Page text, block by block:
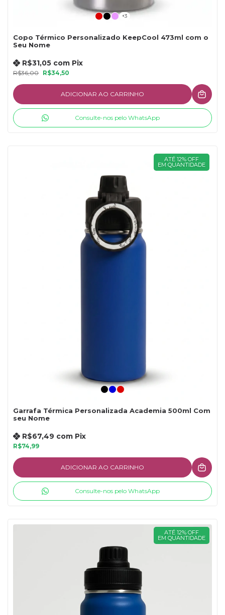
+3
Copo Térmico Personalizado KeepCool 473ml com o
Seu Nome
R$36,00 R$34,50
R$31,05 com Pix
ADICIONAR AO CARRINHO
Consulte-nos pelo WhatsApp
ATÉ 12% OFF
EM QUANTIDADE
Garrafa Térmica Personalizada Academia 500ml Com
seu Nome
R$74,99
R$67,49 com Pix
ADICIONAR AO CARRINHO
Consulte-nos pelo WhatsApp
ATÉ 12% OFF
EM QUANTIDADE